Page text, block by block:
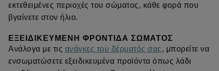
εκτεθειμένες περιοχές του σώματος, κάθε φορά που
βγαίνετε στον ήλιο.
ΕΞΕΙΔΙΚΕΥΜΈΝΗ ΦΡΟΝΤΊΔΑ ΣΏΜΑΤΟΣ
Ανάλογα με τις ανάγκες του δέρματός σας, μπορείτε να
ενσωματώσετε εξειδικευμένα προϊόντα όπως λάδι